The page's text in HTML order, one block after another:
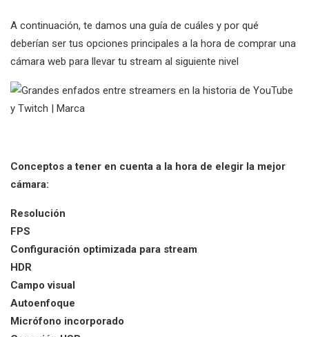
A continuación, te damos una guía de cuáles y por qué
deberían ser tus opciones principales a la hora de comprar una
cámara web para llevar tu stream al siguiente nivel
Conceptos a tener en cuenta a la hora de elegir la mejor
cámara:
Resolución
FPS
Configuración optimizada para stream
HDR
Campo visual
Autoenfoque
Micrófono incorporado